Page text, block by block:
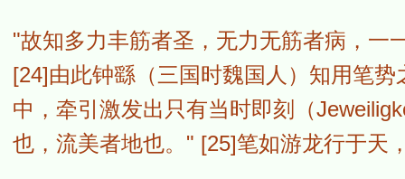
"故知多力丰筋者圣，无力无筋者病，一
[24]由此钟繇（三国时魏国人）知用笔
中，牵引激发出只有当时即刻（
也，流美者地也。" [25]笔如游龙行于天